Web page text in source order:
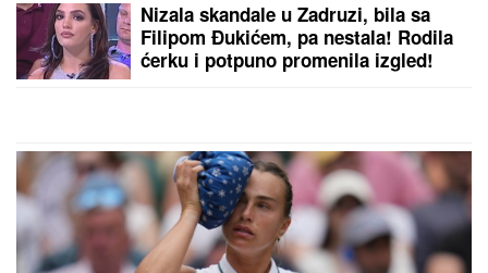
Nizala skandale u Zadruzi, bila sa
Filipom Đukićem, pa nestala! Rodila
ćerku i potpuno promenila izgled!